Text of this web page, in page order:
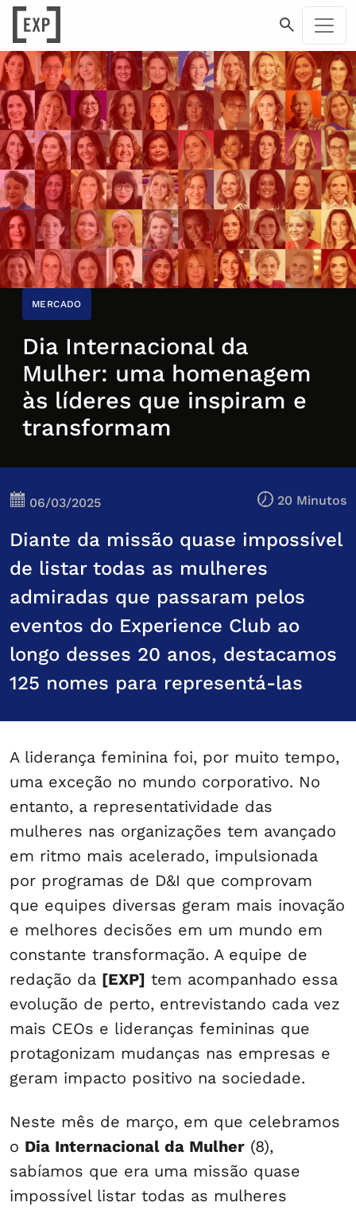
MERCADO
Dia Internacional da
Mulher: uma homenagem
às líderes que inspiram e
transformam
06/03/2025 20 Minutos
Diante da missão quase impossível
de listar todas as mulheres
admiradas que passaram pelos
eventos do Experience Club ao
longo desses 20 anos, destacamos
125 nomes para representá-las
A liderança feminina foi, por muito tempo,
uma exceção no mundo corporativo. No
entanto, a representatividade das
mulheres nas organizações tem avançado
em ritmo mais acelerado, impulsionada
por programas de D&I que comprovam
que equipes diversas geram mais inovação
e melhores decisões em um mundo em
constante transformação. A equipe de
redação da [EXP] tem acompanhado essa
evolução de perto, entrevistando cada vez
mais CEOs e lideranças femininas que
protagonizam mudanças nas empresas e
geram impacto positivo na sociedade.
Neste mês de março, em que celebramos
o Dia Internacional da Mulher (8),
sabíamos que era uma missão quase
impossível listar todas as mulheres